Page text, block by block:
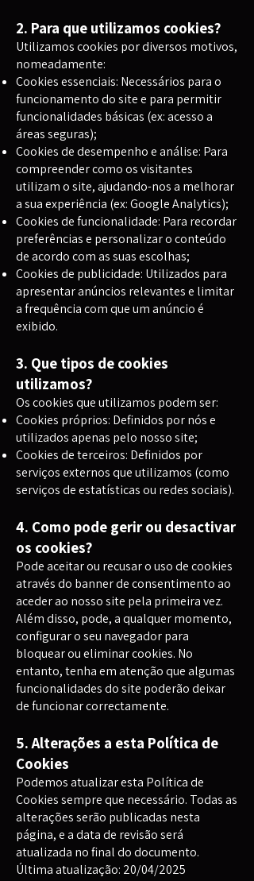
2. Para que utilizamos cookies?
Utilizamos cookies por diversos motivos,
nomeadamente:
Cookies essenciais: Necessários para o
funcionamento do site e para permitir
funcionalidades básicas (ex: acesso a
áreas seguras);
Cookies de desempenho e análise: Para
compreender como os visitantes
utilizam o site, ajudando-nos a melhorar
a sua experiência (ex: Google Analytics);
Cookies de funcionalidade: Para recordar
preferências e personalizar o conteúdo
de acordo com as suas escolhas;
Cookies de publicidade: Utilizados para
apresentar anúncios relevantes e limitar
a frequência com que um anúncio é
exibido.
3. Que tipos de cookies
utilizamos?
Os cookies que utilizamos podem ser:
Cookies próprios: Definidos por nós e
utilizados apenas pelo nosso site;
Cookies de terceiros: Definidos por
serviços externos que utilizamos (como
serviços de estatísticas ou redes sociais).
4. Como pode gerir ou desactivar
os cookies?
Pode aceitar ou recusar o uso de cookies
através do banner de consentimento ao
aceder ao nosso site pela primeira vez.
Além disso, pode, a qualquer momento,
configurar o seu navegador para
bloquear ou eliminar cookies. No
entanto, tenha em atenção que algumas
funcionalidades do site poderão deixar
de funcionar correctamente.
5. Alterações a esta Política de
Cookies
Podemos atualizar esta Política de
Cookies sempre que necessário. Todas as
alterações serão publicadas nesta
página, e a data de revisão será
atualizada no final do documento.
Última atualização: 20/04/2025